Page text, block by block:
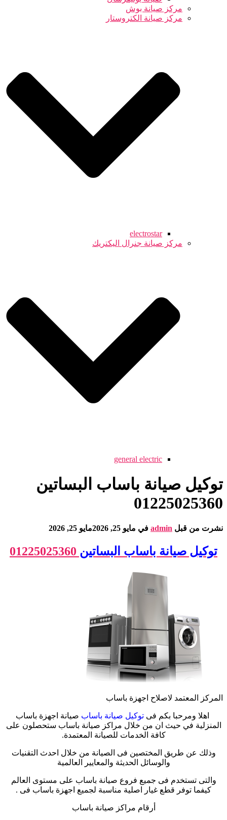
مركز صيانة بوش
مركز صيانة الكتروستار
electrostar
مركز صيانة جنرال اليكتريك
general electric
توكيل صيانة باساب البساتين
01225025360
نشرت من قبل admin في مايو 25, 2026 مايو 25, 2026
توكيل صيانة باساب البساتين 01225025360
المركز المعتمد لاصلاح اجهزة باساب
اهلا ومرحبا بكم فى توكيل صيانة باساب صيانة اجهزة باساب
المنزلية في حيث ان من خلال مراكز صيانة باساب ستحصلون على
كافة الخدمات للصيانة المعتمدة.
وذلك عن طريق المختصين فى الصيانة من خلال احدث التقنيات
والوسائل الحديثة والمعايير العالمية
والتى تستخدم فى جميع فروع صيانة باساب على مستوى العالم
كيفما توفر قطع غيار اصلية مناسبة لجميع اجهزة باساب فى .
أرقام مراكز صيانة باساب